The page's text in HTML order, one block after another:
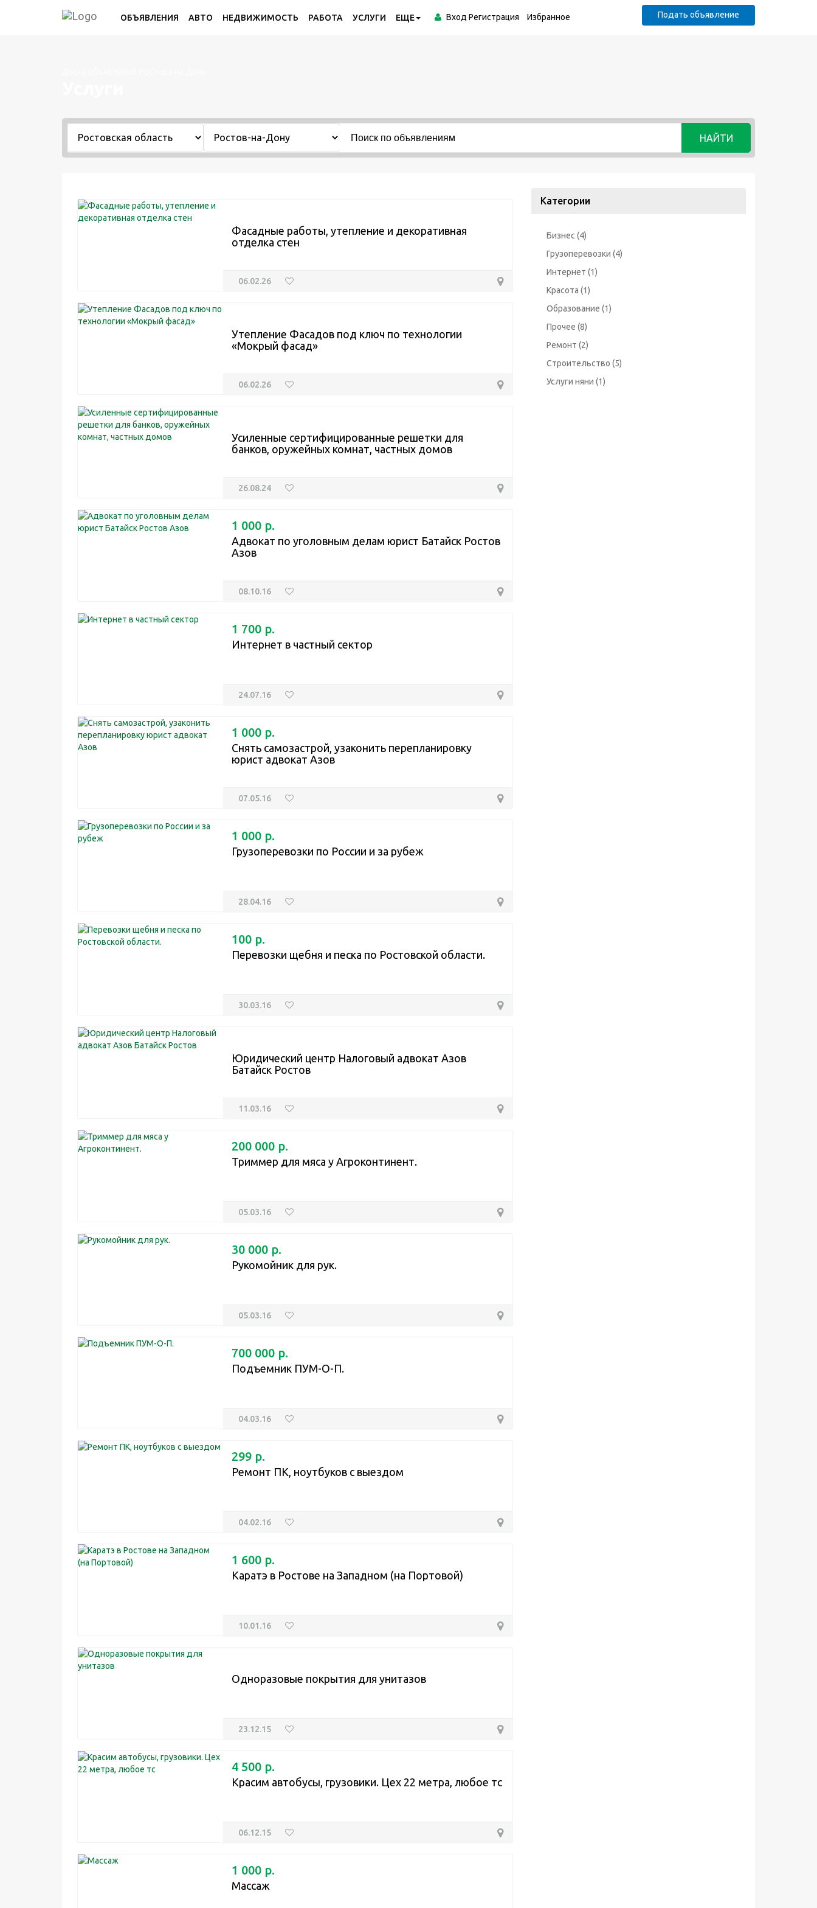
ОБЪЯВЛЕНИЯ АВТО НЕДВИЖИМОСТЬ РАБОТА УСЛУГИ ЕЩЕ Вход Регистрация Избранное Подать объявление
НАЙТИ
Фасадные работы, утепление и декоративная
отделка стен
06.02.26
Утепление Фасадов под ключ по технологии
«Мокрый фасад»
06.02.26
Усиленные сертифицированные решетки для
банков, оружейных комнат, частных домов
26.08.24
1 000 р.
Адвокат по уголовным делам юрист Батайск Ростов
Азов
08.10.16
1 700 р.
Интернет в частный сектор
24.07.16
1 000 р.
Снять самозастрой, узаконить перепланировку
юрист адвокат Азов
07.05.16
1 000 р.
Грузоперевозки по России и за рубеж
28.04.16
100 р.
Перевозки щебня и песка по Ростовской области.
30.03.16
Юридический центр Налоговый адвокат Азов
Батайск Ростов
11.03.16
200 000 р.
Триммер для мяса у Агроконтинент.
05.03.16
30 000 р.
Рукомойник для рук.
05.03.16
700 000 р.
Подъемник ПУМ-О-П.
04.03.16
299 р.
Ремонт ПК, ноутбуков с выездом
04.02.16
1 600 р.
Каратэ в Ростове на Западном (на Портовой)
10.01.16
Одноразовые покрытия для унитазов
23.12.15
4 500 р.
Красим автобусы, грузовики. Цех 22 метра, любое тс
06.12.15
1 000 р.
Массаж
Категории
Бизнес (4)
Грузоперевозки (4)
Интернет (1)
Красота (1)
Образование (1)
Прочее (8)
Ремонт (2)
Строительство (5)
Услуги няни (1)